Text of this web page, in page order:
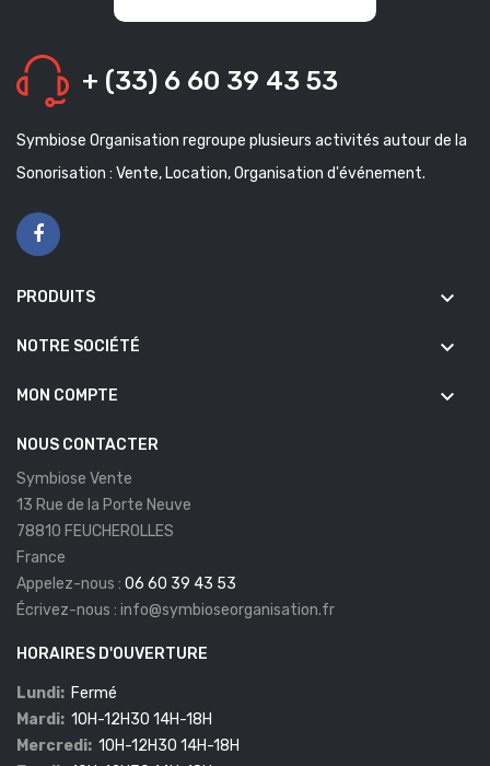
+ (33) 6 60 39 43 53
Symbiose Organisation regroupe plusieurs activités autour de la
Sonorisation : Vente, Location, Organisation d'événement.
PRODUITS keyboard_arrow_down
NOTRE SOCIÉTÉ keyboard_arrow_down
MON COMPTE keyboard_arrow_down
NOUS CONTACTER
Symbiose Vente
13 Rue de la Porte Neuve
78810 FEUCHEROLLES
France
Appelez-nous : 06 60 39 43 53
Écrivez-nous : info@symbioseorganisation.fr
HORAIRES D'OUVERTURE
Lundi: Fermé
Mardi: 10H-12H30 14H-18H
Mercredi: 10H-12H30 14H-18H